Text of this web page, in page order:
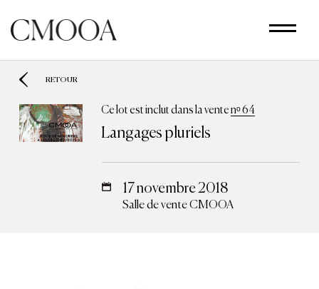
contenu
principal
RETOUR
Ce lot est inclut dans la ventenᵒ 64
Langages pluriels
17 novembre 2018
Salle de vente CMOOA